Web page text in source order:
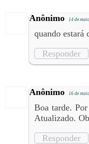
Anônimo 14 de
quando
Responder
Anônimo 16 de
Boa tarde.
Atualizado.
Responder